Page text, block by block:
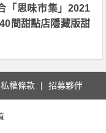
「思味市集」2021
間甜點店隱藏版甜
私權條款 招募夥伴